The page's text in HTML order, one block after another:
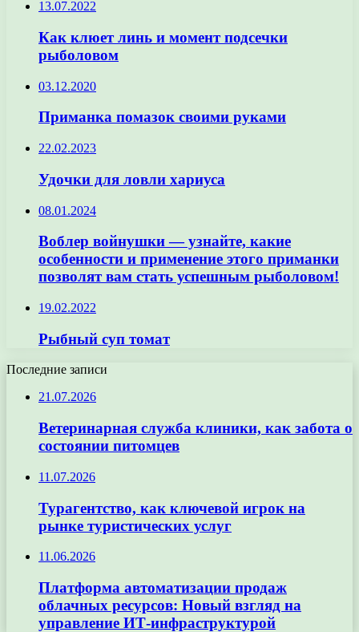
13.07.2022
Как клюет линь и момент подсечки
рыболовом
03.12.2020
Приманка помазок своими руками
22.02.2023
Удочки для ловли хариуса
08.01.2024
Воблер войнушки — узнайте, какие
особенности и применение этого приманки
позволят вам стать успешным рыболовом!
19.02.2022
Рыбный суп томат
Последние записи
21.07.2026
Ветеринарная служба клиники, как забота о
состоянии питомцев
11.07.2026
Турагентство, как ключевой игрок на
рынке туристических услуг
11.06.2026
Платформа автоматизации продаж
облачных ресурсов: Новый взгляд на
управление ИТ-инфраструктурой